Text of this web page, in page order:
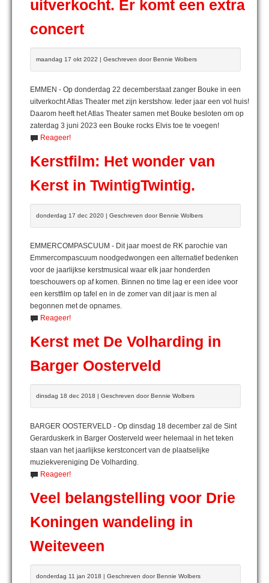
uitverkocht. Er komt een extra
concert
maandag 17 okt 2022 | Geschreven door Bennie Wolbers
EMMEN - Op donderdag 22 decemberstaat zanger Bouke in een
uitverkocht Atlas Theater met zijn kerstshow. Ieder jaar een vol huis!
Daarom heeft het Atlas Theater samen met Bouke besloten om op
zaterdag 3 juni 2023 een Bouke rocks Elvis toe te voegen!
Reageer!
Kerstfilm: Het wonder van
Kerst in TwintigTwintig.
donderdag 17 dec 2020 | Geschreven door Bennie Wolbers
EMMERCOMPASCUUM - Dit jaar moest de RK parochie van
Emmercompascuum noodgedwongen een alternatief bedenken
voor de jaarlijkse kerstmusical waar elk jaar honderden
toeschouwers op af komen. Binnen no time lag er een idee voor
een kerstfilm op tafel en in de zomer van dit jaar is men al
begonnen met de opnames.
Reageer!
Kerst met De Volharding in
Barger Oosterveld
dinsdag 18 dec 2018 | Geschreven door Bennie Wolbers
BARGER OOSTERVELD - Op dinsdag 18 december zal de Sint
Gerarduskerk in Barger Oosterveld weer helemaal in het teken
staan van het jaarlijkse kerstconcert van de plaatselijke
muziekvereniging De Volharding.
Reageer!
Veel belangstelling voor Drie
Koningen wandeling in
Weiteveen
donderdag 11 jan 2018 | Geschreven door Bennie Wolbers